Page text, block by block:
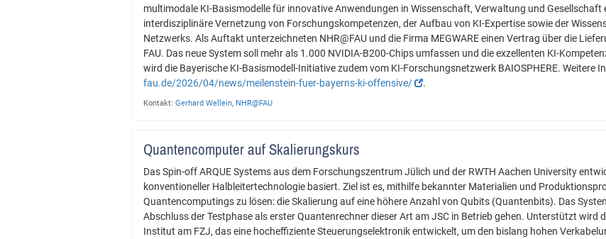
multimodale KI-Basismodelle für innovative Anwendungen in Wissenschaft, Verwaltung und
interdisziplinäre Vernetzung von Forschungskompetenzen, der Aufbau von KI-Expertise sowie der
Netzwerks. Als Auftakt unterzeichneten NHR@FAU und die Firma MEGWARE einen Vertrag über die
FAU. Das neue System soll mehr als 1.000 NVIDIA-B200-Chips umfassen und die exzellenten KI-
wird die Bayerische KI-Basismodell-Initiative zudem vom KI-Forschungsnetzwerk BAIOSPHERE. Weitere
fau.de/2026/04/news/meilenstein-fuer-bayerns-ki-offensive/
.
Kontakt: Gerhard Wellein NHR@FAU
Quantencomputer auf Skalierungskurs
Das Spin-off ARQUE Systems aus dem Forschungszentrum Jülich und der RWTH Aachen University
konventioneller Halbleitertechnologie basiert. Ziel ist es, mithilfe bekannter Materialien und
Quantencomputings zu lösen: die Skalierung auf eine höhere Anzahl von Qubits (Quantenbits). Das
Abschluss der Testphase als erster Quantenrechner dieser Art am JSC in Betrieb gehen. Unterstützt wird
Institut am FZJ, das eine hocheffiziente Steuerungselektronik entwickelt, um den bislang hohen